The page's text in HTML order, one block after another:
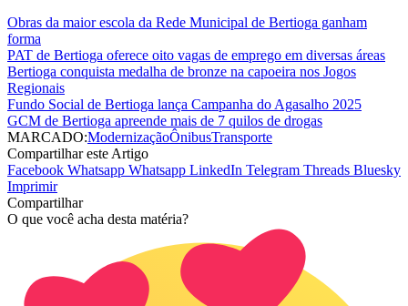
Obras da maior escola da Rede Municipal de Bertioga ganham
forma
PAT de Bertioga oferece oito vagas de emprego em diversas áreas
Bertioga conquista medalha de bronze na capoeira nos Jogos
Regionais
Fundo Social de Bertioga lança Campanha do Agasalho 2025
GCM de Bertioga apreende mais de 7 quilos de drogas
MARCADO:ModernizaçãoÔnibusTransporte
Compartilhar este Artigo
Facebook Whatsapp Whatsapp LinkedIn Telegram Threads Bluesky
Imprimir
Compartilhar
O que você acha desta matéria?